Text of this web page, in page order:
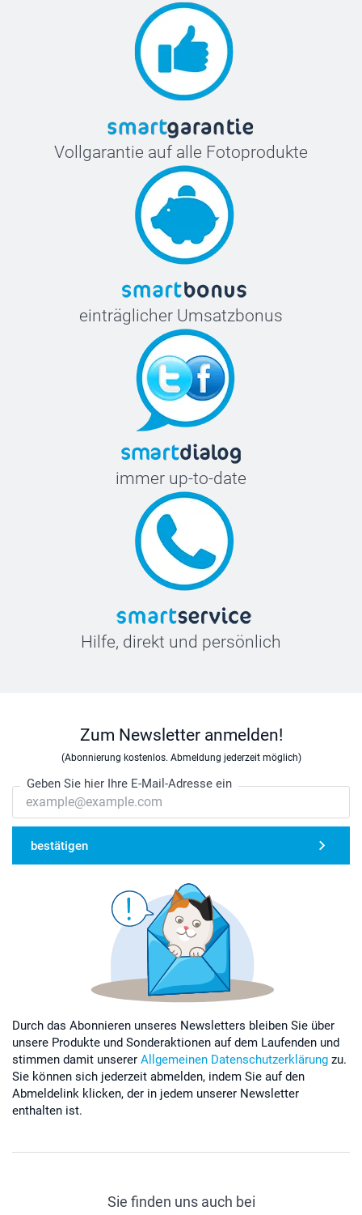
Vollgarantie auf alle Fotoprodukte
einträglicher Umsatzbonus
immer up-to-date
Hilfe, direkt und persönlich
Zum Newsletter anmelden!
(Abonnierung kostenlos. Abmeldung jederzeit möglich)
Geben Sie hier Ihre E-Mail-Adresse ein
bestätigen
Durch das Abonnieren unseres Newsletters bleiben Sie über
unsere Produkte und Sonderaktionen auf dem Laufenden und
stimmen damit unserer Allgemeinen Datenschutzerklärung zu.
Sie können sich jederzeit abmelden, indem Sie auf den
Abmeldelink klicken, der in jedem unserer Newsletter
enthalten ist.
Sie finden uns auch bei